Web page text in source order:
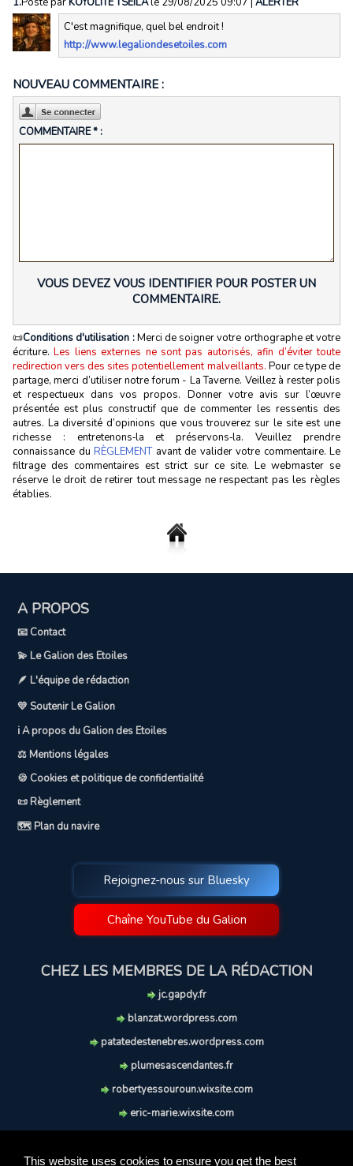
This website uses cookies to ensure you get the best
C'est magnifique, quel bel endroit !
http://www.legaliondesetoiles.com
NOUVEAU COMMENTAIRE :
COMMENTAIRE * :
VOUS DEVEZ VOUS IDENTIFIER POUR POSTER UN
COMMENTAIRE.
📜Conditions d'utilisation :Merci de soigner votre orthographe et votre
écriture.Les liens externes ne sont pas autorisés, afin d’éviter toute
redirection vers des sites potentiellement malveillants. Pour ce type de
partage, merci d’utiliser notre forum - La Taverne. Veillez à rester polis
et respectueux dans vos propos. Donner votre avis sur l’œuvre
présentée est plus constructif que de commenter les ressentis des
autres. La diversité d’opinions que vous trouverez sur le site est une
richesse : entretenons‑la et préservons‑la. Veuillez prendre
connaissance du RÈGLEMENTavant de valider votre commentaire. Le
filtrage des commentaires est strict sur ce site. Le webmaster se
réserve le droit de retirer tout message ne respectant pas les règles
établies.
A PROPOS
📧 Contact
💫 Le Galion des Etoiles
🪶 L'équipe de rédaction
💛 Soutenir Le Galion
ℹ️ A propos du Galion des Etoiles
⚖️ Mentions légales
🍪 Cookies et politique de confidentialité
📜 Règlement
🗺️ Plan du navire
Rejoignez-nous sur Bluesky
Chaîne YouTube du Galion
CHEZ LES MEMBRES DE LA RÉDACTION
jc.gapdy.fr
blanzat.wordpress.com
patatedestenebres.wordpress.com
plumesascendantes.fr
robertyessouroun.wixsite.com
eric-marie.wixsite.com
soufflereve.blogspot.com